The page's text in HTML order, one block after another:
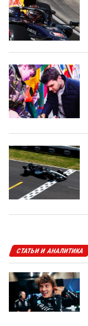
СТАТЬИ И АНАЛИТИКА